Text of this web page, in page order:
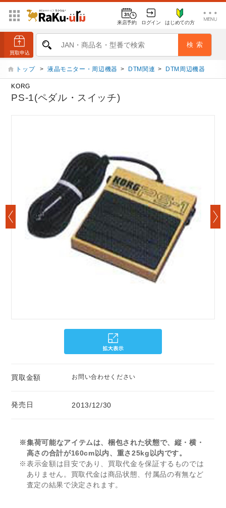
来店予約 ログイン はじめての方
トップ > 液晶モニター・周辺機器 > DTM関連 > DTM周辺機器
KORG
PS-1(ペダル・スイッチ)
買取金額 お問い合わせください
発売日 2013/12/30
※集荷可能なアイテムは、梱包された状態で、縦・横・
高さの合計が160cm以内、重さ25kg以内です。
※表示金額は目安であり、買取代金を保証するものでは
ありません。買取代金は商品状態、付属品の有無など
査定の結果で決定されます。